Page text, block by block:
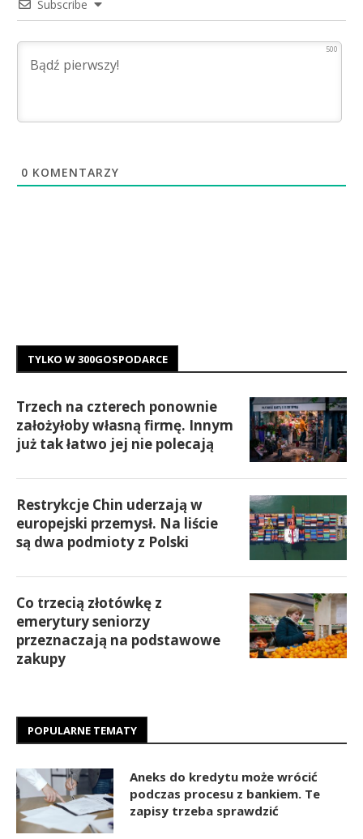
Subscribe
500
0 KOMENTARZY
TYLKO W 300GOSPODARCE
Trzech na czterech ponownie
założyłoby własną firmę. Innym
już tak łatwo jej nie polecają
Restrykcje Chin uderzają w
europejski przemysł. Na liście
są dwa podmioty z Polski
Co trzecią złotówkę z
emerytury seniorzy
przeznaczają na podstawowe
zakupy
POPULARNE TEMATY
Aneks do kredytu może wrócić
podczas procesu z bankiem. Te
zapisy trzeba sprawdzić